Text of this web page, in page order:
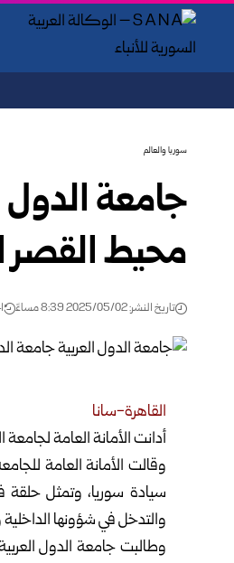
سوريا والعالم
جامعة الدول
محيط
تاريخ النشر: 2025/05/02 8:39 مساءً
القاهرة-سانا
أدانت الأمانة العامة
وقالت الأمانة العامة
سيادة سوريا، وتمثل حلقة
والتدخل في شؤونها
وطالبت جامعة الدول